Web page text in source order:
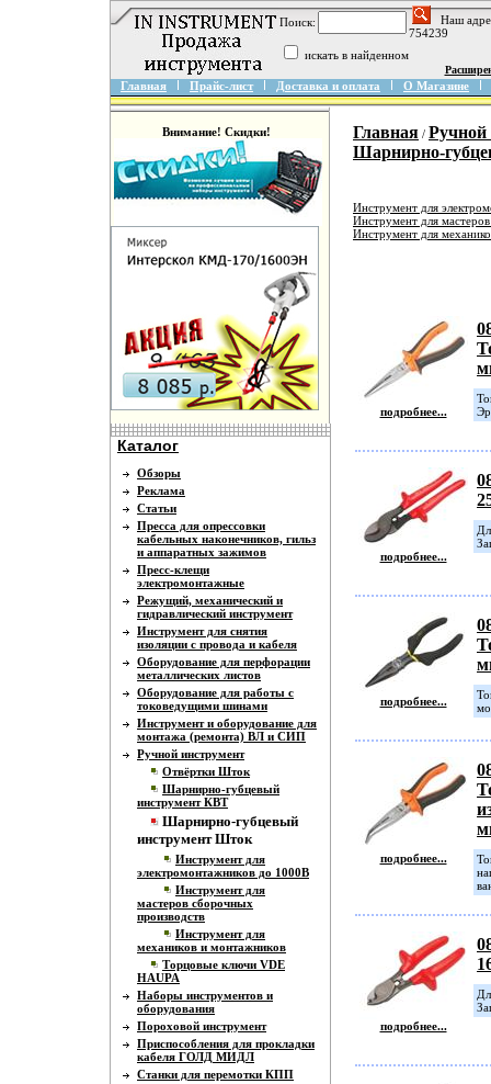
Поиск:
Наш
754239
искать в найденном
Главная Прайс-лист Доставка и оплата О Магазине
Внимание! Скидки!
Каталог
Обзоры
Реклама
Статьи
Пресса для опрессовки
кабельных наконечников, гильз
и аппаратных зажимов
Пресс-клещи
электромонтажные
Режущий, механический и
гидравлический инструмент
Инструмент для снятия
изоляции с провода и кабеля
Оборудование для перфорации
металлических листов
Оборудование для работы с
токоведущими шинами
Инструмент и оборудование для
монтажа (ремонта) ВЛ и СИП
Ручной инструмент
Отвёртки Шток
Шарнирно-губцевый
инструмент КВТ
Шарнирно-губцевый
инструмент Шток
Инструмент для
электромонтажников до 1000В
Инструмент для
мастеров сборочных
производств
Инструмент для
механиков и монтажников
Торцовые ключи VDE
HAUPA
Наборы инструментов и
оборудования
Пороховой инструмент
Приспособления для прокладки
кабеля ГОЛД МИДЛ
Станки для перемотки КПП
Главная / Ручной
Шарнирно-
Инструмент для
Инструмент для
Инструмент для
подробнее...
подробнее...
подробнее...
подробнее...
подробнее...